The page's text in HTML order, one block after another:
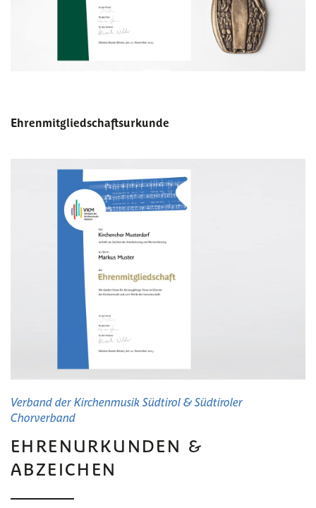
Ehrenmitgliedschaftsurkunde
Verband der Kirchenmusik Südtirol & Südtiroler
Chorverband
EHRENURKUNDEN &
ABZEICHEN